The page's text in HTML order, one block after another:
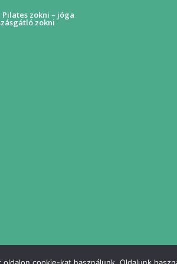
zokni – jóga
zokni